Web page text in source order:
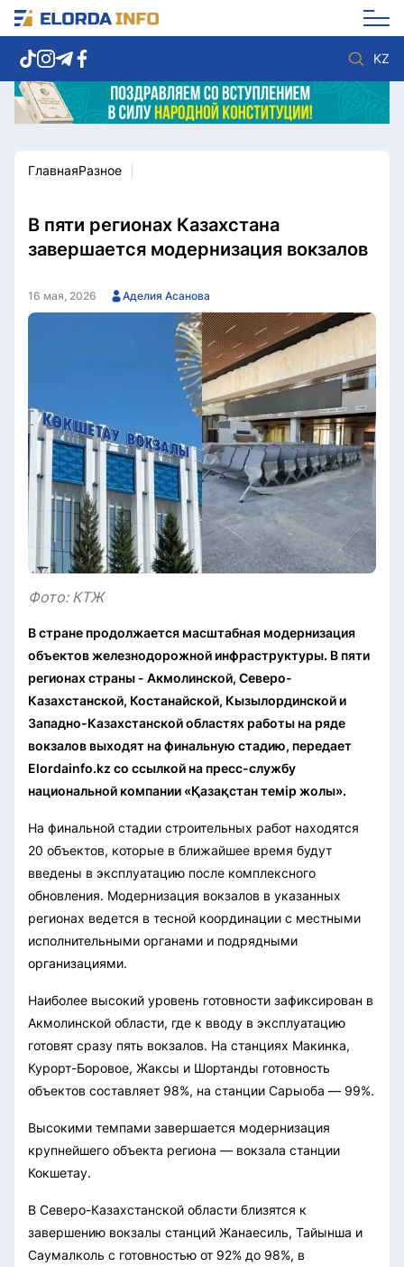
KZ
Новости столицы
Спорт
Культура
Видео
Мир
Этический кодекс
Служу стране
ГлавнаяРазное
В пяти регионах Казахстана
завершается модернизация вокзалов
16 мая, 2026 Аделия Асанова
Фото: КТЖ
В стране продолжается масштабная модернизация
объектов железнодорожной инфраструктуры. В пяти
регионах страны - Акмолинской, Северо-
Казахстанской, Костанайской, Кызылординской и
Западно-Казахстанской областях работы на ряде
вокзалов выходят на финальную стадию, передает
Elordainfo.kz со ссылкой на пресс-службу
национальной компании «Қазақстан темір жолы».
На финальной стадии строительных работ находятся
20 объектов, которые в ближайшее время будут
введены в эксплуатацию после комплексного
обновления. Модернизация вокзалов в указанных
регионах ведется в тесной координации с местными
исполнительными органами и подрядными
организациями.
Наиболее высокий уровень готовности зафиксирован в
Акмолинской области, где к вводу в эксплуатацию
готовят сразу пять вокзалов. На станциях Макинка,
Курорт-Боровое, Жаксы и Шортанды готовность
объектов составляет 98%, на станции Сарыоба — 99%.
Высокими темпами завершается модернизация
крупнейшего объекта региона — вокзала станции
Кокшетау.
В Северо-Казахстанской области близятся к
завершению вокзалы станций Жанаесиль, Тайынша и
Саумалколь с готовностью от 92% до 98%, в